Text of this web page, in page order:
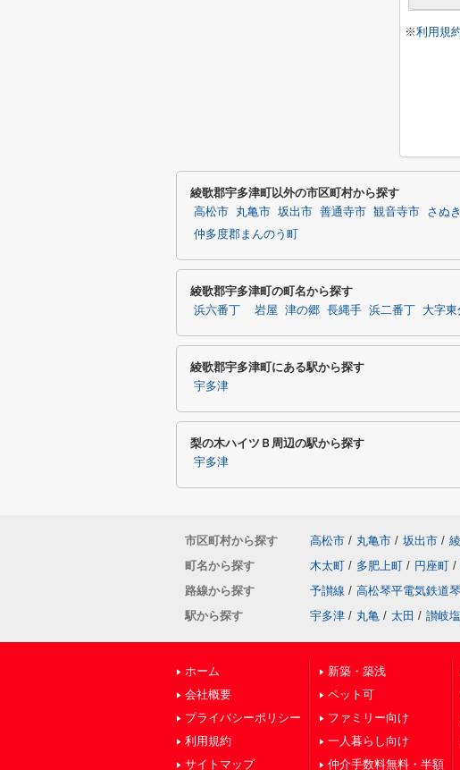
※利用規
綾歌郡宇多津町以外の市区町村から探す
高松市 丸亀市 坂出市 善通寺市 観音寺市 さぬ
仲多度郡まんのう町
綾歌郡宇多津町の町名から探す
浜六番丁 岩屋 津の郷 長縄手 浜二番丁 大字東
綾歌郡宇多津町にある駅から探す
宇多津
梨の木ハイツＢ周辺の駅から探す
宇多津
市区町村から探す 高松市 / 丸亀市 / 坂出市 /
町名から探す
木太町 / 多肥上町 / 円座町 /
路線から探す
予讃線 / 高松琴平電気鉄道
駅から探す
宇多津 / 丸亀 / 太田 / 讃岐
ホーム
会社概要
プライバシーポリシー
利用規約
サイトマップ
新築・築浅
ペット可
ファミリー向け
一人暮らし向け
仲介手数料無料・半額